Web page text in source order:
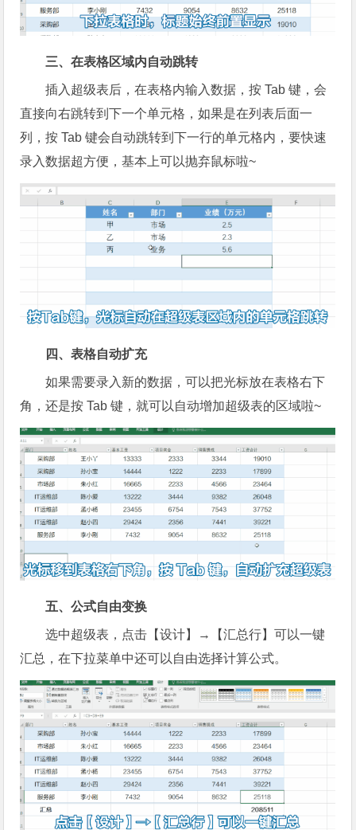
三、在表格区域内自动跳转
插入超级表后，在表格内输入数据，按 Tab 键，会
直接向右跳转到下一个单元格，如果是在列表后面一
列，按 Tab 键会自动跳转到下一行的单元格内，要快速
录入数据超方便，基本上可以抛弃鼠标啦~
四、表格自动扩充
如果需要录入新的数据，可以把光标放在表格右下
角，还是按 Tab 键，就可以自动增加超级表的区域啦~
五、公式自由变换
选中超级表，点击【设计】→【汇总行】可以一键
汇总，在下拉菜单中还可以自由选择计算公式。